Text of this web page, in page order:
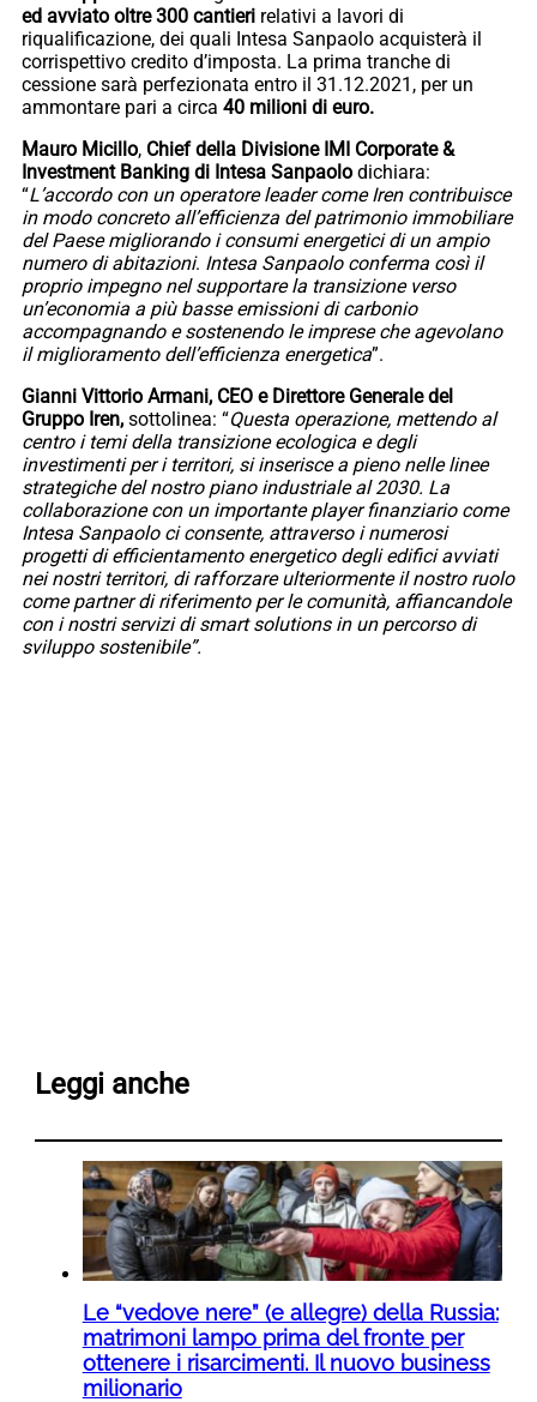
ed avviato oltre 300 cantieri relativi a lavori di
riqualificazione, dei quali Intesa Sanpaolo acquisterà il
corrispettivo credito d’imposta. La prima tranche di
cessione sarà perfezionata entro il 31.12.2021, per un
ammontare pari a circa 40 milioni di euro.
Mauro Micillo, Chief della Divisione IMI Corporate &
Investment Banking di Intesa Sanpaolo dichiara:
“L’accordo con un operatore leader come Iren contribuisce
in modo concreto all’efficienza del patrimonio immobiliare
del Paese migliorando i consumi energetici di un ampio
numero di abitazioni. Intesa Sanpaolo conferma così il
proprio impegno nel supportare la transizione verso
un’economia a più basse emissioni di carbonio
accompagnando e sostenendo le imprese che agevolano
il miglioramento dell’efficienza energetica”.
Gianni Vittorio Armani, CEO e Direttore Generale del
Gruppo Iren, sottolinea: “Questa operazione, mettendo al
centro i temi della transizione ecologica e degli
investimenti per i territori, si inserisce a pieno nelle linee
strategiche del nostro piano industriale al 2030. La
collaborazione con un importante player finanziario come
Intesa Sanpaolo ci consente, attraverso i numerosi
progetti di efficientamento energetico degli edifici avviati
nei nostri territori, di rafforzare ulteriormente il nostro ruolo
come partner di riferimento per le comunità, affiancandole
con i nostri servizi di smart solutions in un percorso di
sviluppo sostenibile”.
Leggi anche
Le “vedove nere” (e allegre) della Russia:
matrimoni lampo prima del fronte per
ottenere i risarcimenti. Il nuovo business
milionario